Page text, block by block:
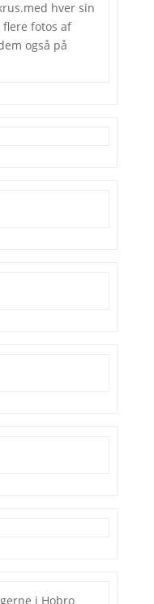
hver sin
fotos af
også på
i Hobro